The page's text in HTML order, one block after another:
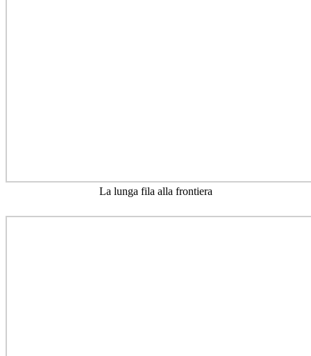
La lunga fila alla frontiera